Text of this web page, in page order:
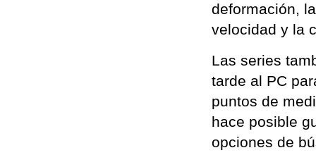
deformación,
velocidad y la
Las series
tarde al PC
puntos de
hace posible
opciones de